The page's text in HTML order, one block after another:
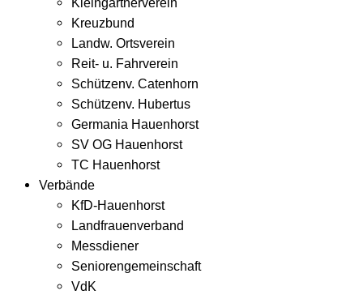
Kleingärtnerverein
Kreuzbund
Landw. Ortsverein
Reit- u. Fahrverein
Schützenv. Catenhorn
Schützenv. Hubertus
Germania Hauenhorst
SV OG Hauenhorst
TC Hauenhorst
Verbände
KfD-Hauenhorst
Landfrauenverband
Messdiener
Seniorengemeinschaft
VdK